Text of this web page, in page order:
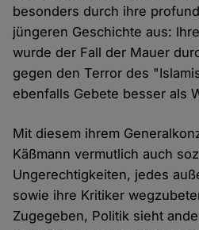
besonders durch ihre
jüngeren Geschichte aus:
wurde der Fall der Mauer
gegen den Terror des
ebenfalls Gebete besser als
Mit diesem ihrem
Käßmann vermutlich auch
Ungerechtigkeiten, jedes
sowie ihre Kritiker
Zugegeben, Politik sieht